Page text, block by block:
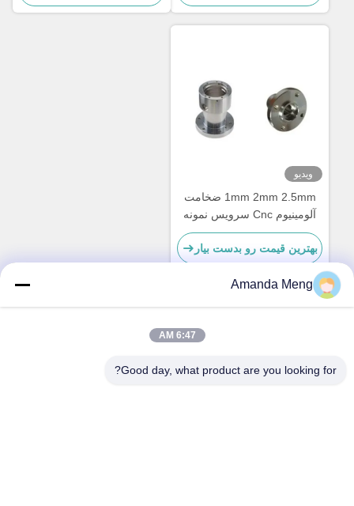
ویدیو
1mm 2mm 2.5mm ضخامت
آلومینیوم Cnc سرویس نمونه
اولیه سریع قطعات ماشین آلات
بهترین قیمت رو بدست بیار
آدرس
Amanda Meng
6:47 AM
Good day, what product are you looking for?